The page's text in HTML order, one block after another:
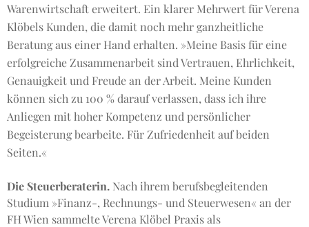
Warenwirtschaft erweitert. Ein klarer Mehrwert für Verena
Klöbels Kunden, die damit noch mehr ganzheitliche
Beratung aus einer Hand erhalten. »Meine Basis für eine
erfolgreiche Zusammenarbeit sind Vertrauen, Ehrlichkeit,
Genauigkeit und Freude an der Arbeit. Meine Kunden
können sich zu 100 % darauf verlassen, dass ich ihre
Anliegen mit hoher Kompetenz und persönlicher
Begeisterung bearbeite. Für Zufriedenheit auf beiden
Seiten.«
Die Steuerberaterin. Nach ihrem berufsbegleitenden
Studium »Finanz-, Rechnungs- und Steuerwesen« an der
FH Wien sammelte Verena Klöbel Praxis als